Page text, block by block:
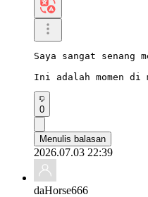
Saya sangat senang
Ini adalah momen di
0
Menulis balasan
2026.07.03 22:39
daHorse666